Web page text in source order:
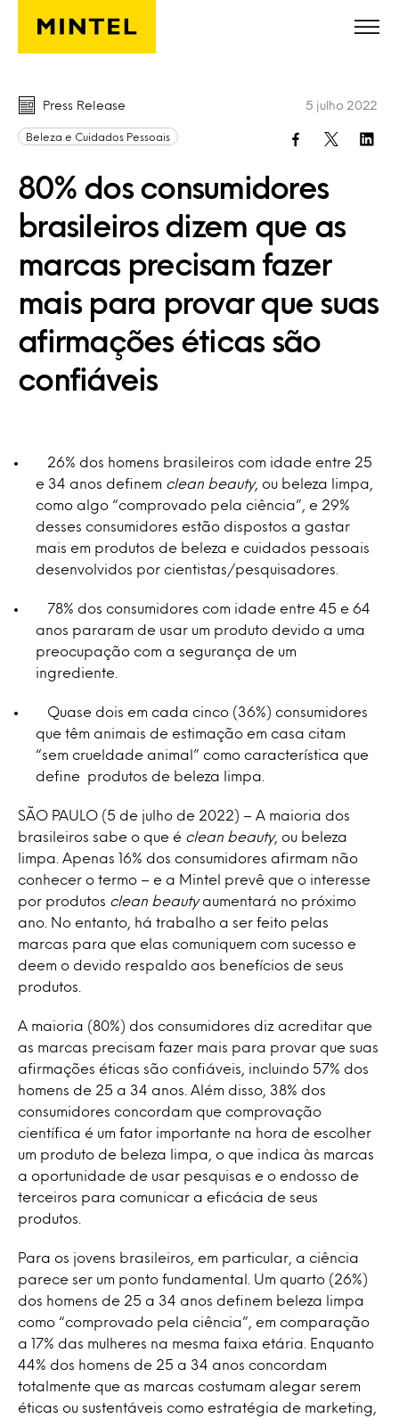
Skip to main content
Press Release
Beleza e Cuidados Pessoais
80% dos consumidores
brasileiros dizem que as
marcas precisam fazer
mais para provar que suas
afirmações éticas são
confiáveis
5 julho 2022
26% dos homens brasileiros com idade entre 25
e 34 anos definem clean beauty, ou beleza limpa,
como algo “comprovado pela ciência”, e 29%
desses consumidores estão dispostos a gastar
mais em produtos de beleza e cuidados pessoais
desenvolvidos por cientistas/pesquisadores.
78% dos consumidores com idade entre 45 e 64
anos pararam de usar um produto devido a uma
preocupação com a segurança de um
ingrediente.
Quase dois em cada cinco (36%) consumidores
que têm animais de estimação em casa citam
“sem crueldade animal” como característica que
define produtos de beleza limpa.
SÃO PAULO (5 de julho de 2022) – A maioria dos
brasileiros sabe o que é clean beauty, ou beleza
limpa. Apenas 16% dos consumidores afirmam não
conhecer o termo – e a Mintel prevê que o interesse
por produtos clean beautyaumentará no próximo
ano. No entanto, há trabalho a ser feito pelas
marcas para que elas comuniquem com sucesso e
deem o devido respaldo aos benefícios de seus
produtos.
A maioria (80%) dos consumidores diz acreditar que
as marcas precisam fazer mais para provar que suas
afirmações éticas são confiáveis, incluindo 57% dos
homens de 25 a 34 anos. Além disso, 38% dos
consumidores concordam que comprovação
científica é um fator importante na hora de escolher
um produto de beleza limpa, o que indica às marcas
a oportunidade de usar pesquisas e o endosso de
terceiros para comunicar a eficácia de seus
produtos.
Para os jovens brasileiros, em particular, a ciência
parece ser um ponto fundamental. Um quarto (26%)
dos homens de 25 a 34 anos definem beleza limpa
como “comprovado pela ciência”, em comparação
a 17% das mulheres na mesma faixa etária. Enquanto
44% dos homens de 25 a 34 anos concordam
totalmente que as marcas costumam alegar serem
éticas ou sustentáveis como estratégia de marketing,